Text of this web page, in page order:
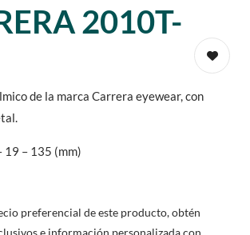
2010T-
de la marca Carrera eyewear, con
19 – 135 (mm)
preferencial de este producto, obtén
e información personalizada con